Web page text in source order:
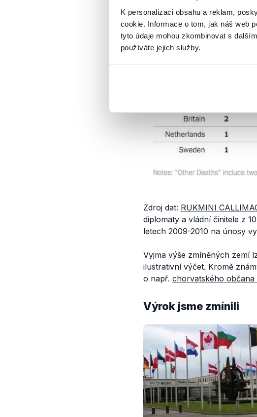
K personalizaci obsahu a reklam,
cookie. Informace o tom, jak náš web
tyto údaje mohou zkombinovat s
používáte jejich služby.
Zdroj dat: RUKMINI
diplomaty a vládní činitele z
letech 2009-2010 na únosy
Vyjma výše zmíněných zemí
ilustrativní výčet. Kromě
o např. chorvatského občana
Výrok jsme zmínili